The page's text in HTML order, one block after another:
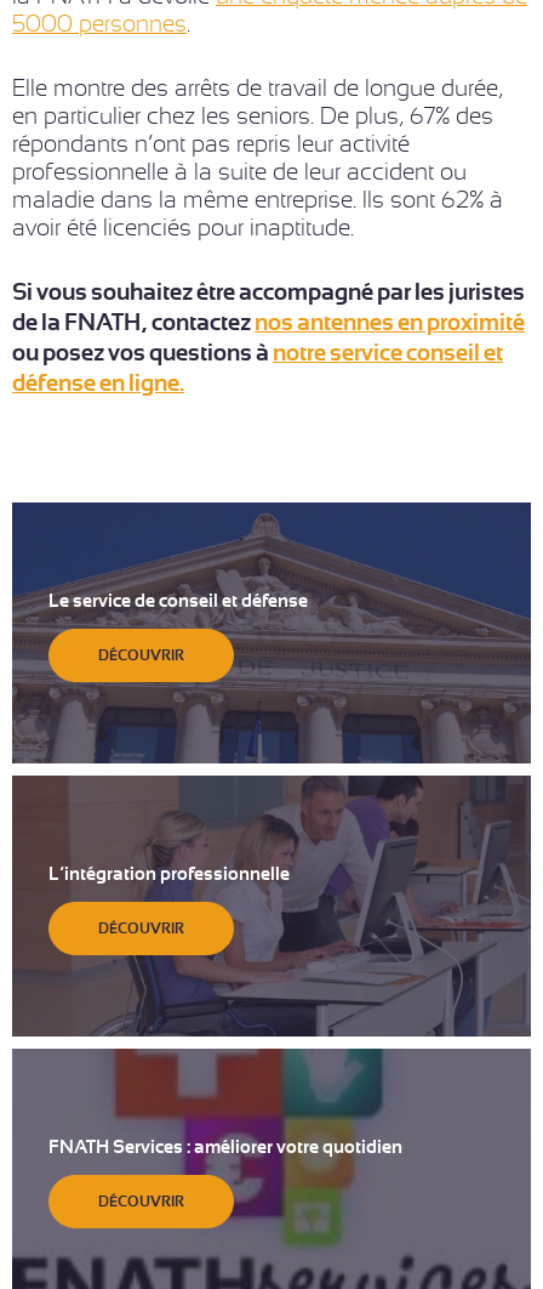
5000 personnes.
Elle montre des arrêts de travail de longue durée,
en particulier chez les seniors. De plus, 67% des
répondants n’ont pas repris leur activité
professionnelle à la suite de leur accident ou
maladie dans la même entreprise. Ils sont 62% à
avoir été licenciés pour inaptitude.
Si vous souhaitez être accompagné par les juristes
de la FNATH, contacteznos antennes en proximité
ou posez vos questions à notre service conseil et
défense en ligne.
Le service de conseil et défense
DÉCOUVRIR
L’intégration professionnelle
DÉCOUVRIR
FNATH Services : améliorer votre quotidien
DÉCOUVRIR